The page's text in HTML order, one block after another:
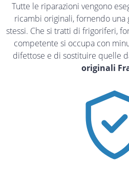
Tutte le riparazioni vengono
ricambi originali, fornendo una
stessi. Che si tratti di frigoriferi,
competente si occupa con
difettose e di sostituire quelle
originali